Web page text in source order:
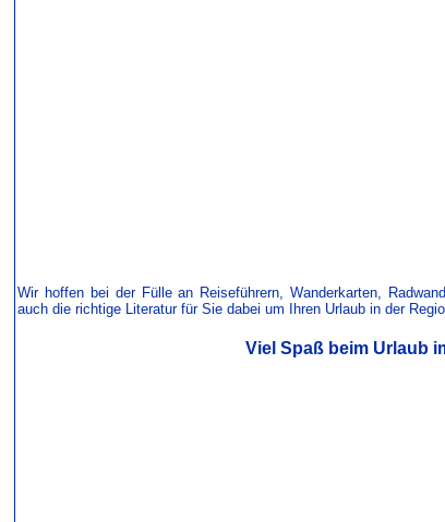
Wir hoffen bei der Fülle an Reiseführern, Wanderkarten,
auch die richtige Literatur für Sie dabei um Ihren Urlaub in der
Viel Spaß beim Urlaub